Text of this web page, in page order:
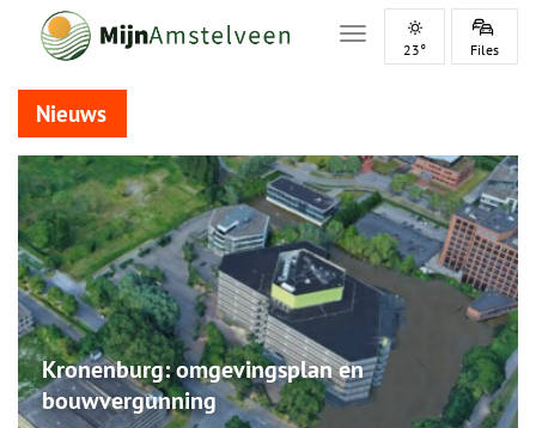
Toggle navigation
23° Files
Nieuws
Kronenburg: omgevingsplan en
bouwvergunning